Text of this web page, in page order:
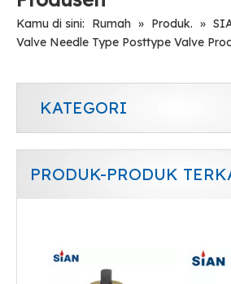
Kamu di sini: Rumah » Produk. »
Valve Needle Type Posttype Valve
KATEGORI
PRODUK-PRODUK
QF-10 Penjualan Terbaik Merek SiAN Cina Pabrik FUHUA Jenis Jarum Industri Gas Klorin Silinder Katup Gas Kuningan